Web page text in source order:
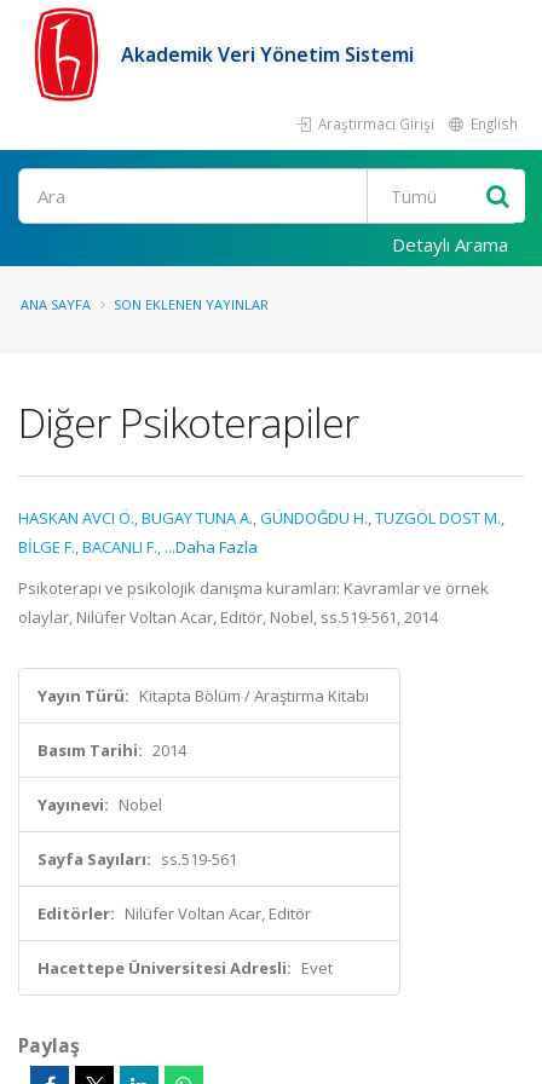
Akademik Veri Yönetim Sistemi
Araştırmacı Girişi English
Ara
Detaylı Arama
ANA SAYFA SON EKLENEN YAYINLAR
Diğer Psikoterapiler
HASKAN AVCI Ö.,BUGAY TUNA A.,GÜNDOĞDU H.,TUZGÖL DOST M.,
BİLGE F.,BACANLI F., ...Daha Fazla
Psikoterapi ve psikolojik danışma kuramları: Kavramlar ve örnek
olaylar, Nilüfer Voltan Acar, Editör, Nobel, ss.519-561, 2014
Yayın Türü: Kitapta Bölüm / Araştırma Kitabı
Basım Tarihi: 2014
Yayınevi: Nobel
Sayfa Sayıları: ss.519-561
Editörler: Nilüfer Voltan Acar, Editör
Hacettepe Üniversitesi Adresli: Evet
Paylaş